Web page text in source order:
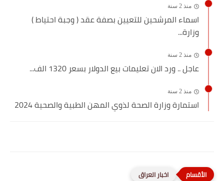
منذ 2 سنة
اسماء المرشحين للتعيين بصفة عقد ( وجبة احتياط )
وزارة...
منذ 2 سنة
عاجل .. ورد الان تعليمات بيع الدولار بسعر 1320 الف...
منذ 2 سنة
استمارة وزارة الصحة لذوي المهن الطبية والصحية 2024
اخبار العراق